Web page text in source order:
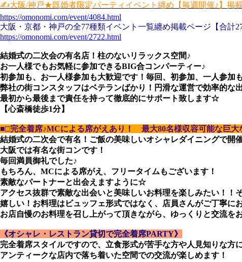
✍️大阪/神戸★既婚者限定パーティイベント纏め【毎週開催♪】掲
https://omonomi.com/event/4084.html
大阪・京都・神戸の全77種類イベント一覧纏め掲載ページ【合計
https://omonomi.com/event/2722.html
結婚式の二次会の有名店！柱のないリラックス空間♪
お一人様でもお気軽に参加できるBIG合コンパーティー♪
初参加も、お一人様参加も大歓迎です！毎回、初参加、一人参加
弊社の街コンスタッフはベテランばかり！円滑な運営で効率的な
最初から最後まで責任を持って徹底的にサポート致します☆
【心斎橋徒歩1分】
■□完全着席♪MCによる席がえあり！ 最大80名様収容可能な巨
結婚式の二次会で有名！ご飯の美味しいオシャレダイニングで開
大阪では有名な街コンです！
毎回満員御礼でした♪
もちろん、MCによる席がえ、フリータイムもございます！
素敵なパートナーと出会えますように☆
アクセス抜群で素敵な出会いと美味しいお料理を楽しみたい！！
嬉しい！お料理はビュッフェ形式ではなく、店員さんがご丁寧に
お店自慢のお料理を召し上がって頂きながら、ゆっくりと交流を
《オシャレ・レストラン貸切で完全着席PARTY》
完全着席スタイルですので、立食形式が苦手な方や人見知りな方
アンティークな店内で落ち着いた空間での交流が楽しめます！